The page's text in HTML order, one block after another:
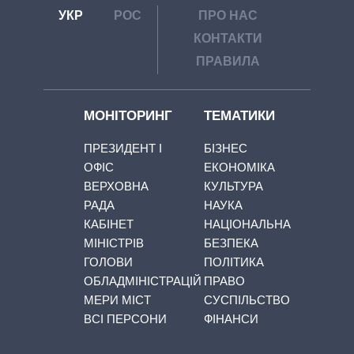
УКР РОС
ПРО НАС
КОНТАКТИ
ПРАВИЛА
МОНІТОРИНГ
ПРЕЗИДЕНТ І
ОФІС
ВЕРХОВНА
РАДА
КАБІНЕТ
МІНІСТРІВ
ГОЛОВИ
ОБЛАДМІНІСТРАЦІЙ
МЕРИ МІСТ
ВСІ ПЕРСОНИ
ТЕМАТИКИ
БІЗНЕС
ЕКОНОМІКА
КУЛЬТУРА
НАУКА
НАЦІОНАЛЬНА
БЕЗПЕКА
ПОЛІТИКА
ПРАВО
СУСПІЛЬСТВО
ФІНАНСИ